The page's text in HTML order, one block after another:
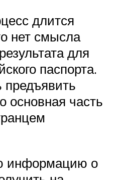
длится
нет смысла
для
паспорта.
основная часть
информацию о